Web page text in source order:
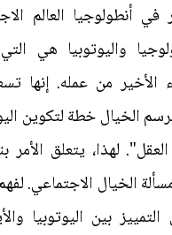
في أنطولوجيا العالم
واليوتوبيا هي
الأخير من عمله. إنها
الخيال خطة لتكوين
لهذا، يتعلق الأمر
الخيال الاجتماعي.
بين اليوتوبيا